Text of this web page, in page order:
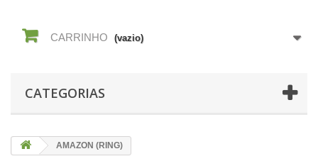
CARRINHO (vazio)
CATEGORIAS
AMAZON (RING)